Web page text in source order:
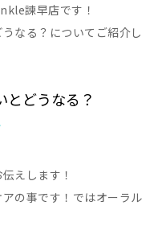
諫早店です！
なる？についてご紹介し
とどうなる？
えします！
の事です！ではオーラル